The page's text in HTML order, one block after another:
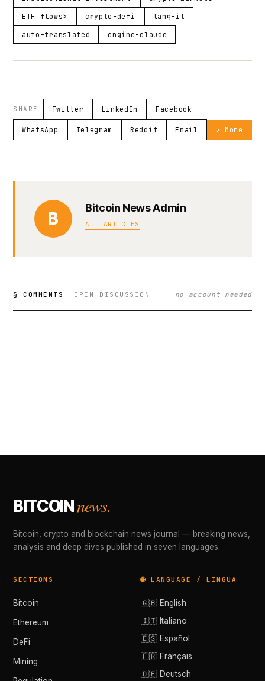
ETF flows> crypto-defi lang-it
auto-translated engine-claude
SHARE Twitter LinkedIn Facebook
WhatsApp Telegram Reddit Email ↗ More
B
Bitcoin News Admin
ALL ARTICLES
§ COMMENTS OPEN DISCUSSION no account needed
BITCOINnews.
Bitcoin, crypto and blockchain news journal — breaking news,
analysis and deep dives published in seven languages.
SECTIONS
Bitcoin
Ethereum
DeFi
Mining
🌐 LANGUAGE / LINGUA
🇬🇧 English
🇮🇹 Italiano
🇪🇸 Español
🇫🇷 Français
🇩🇪 Deutsch